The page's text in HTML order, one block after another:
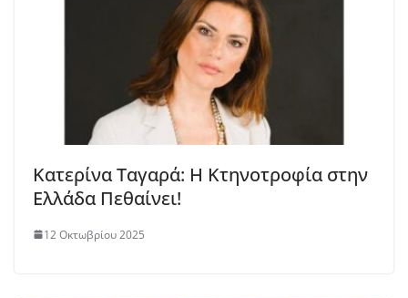
Κατερίνα Ταγαρά: H Κτηνοτροφία στην
Ελλάδα Πεθαίνει!
12 Οκτωβρίου 2025